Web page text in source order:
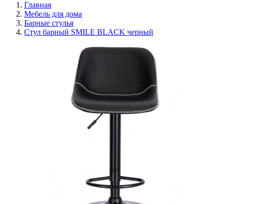
Главная
Мебель для дома
Барные стулья
Стул барный SMILE BLACK черный